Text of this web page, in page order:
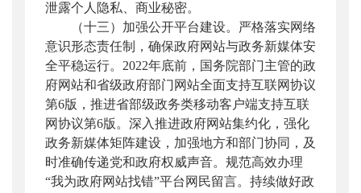
泄露个人隐私、商业秘密。
（十三）加强公开平台建设。 严格落实网络
意识形态责任制，确保政府网站与政务新媒体安
全平稳运行。2022年底前，国务院部门主管的政
府网站和省级政府部门网站全面支持互联网协议
第6版，推进省部级政务类移动客户端支持互联
网协议第6版。深入推进政府网站集约化，强化
政务新媒体矩阵建设，加强地方和部门协同，及
时准确传递党和政府权威声音。规范高效办理
“我为政府网站找错”平台网民留言。持续做好政